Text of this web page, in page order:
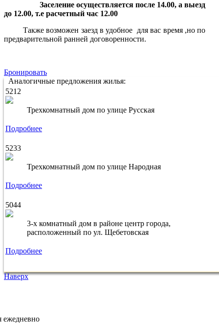
Заселение осуществляется после 14.00, а выезд
до 12.00, т.е расчетный час 12.00
Также возможен заезд в удобное для вас время ,но по
предварительной ранней договоренности.
Бронировать
Аналогичные предложения жилья:
5212
Трехкомнатный дом по улице Русская
Подробнее
5233
Трехкомнатный дом по улице Народная
Подробнее
5044
3-х комнатный дом в районе центр города,
расположенный по ул. Щебетовская
Подробнее
Наверх
ежедневно